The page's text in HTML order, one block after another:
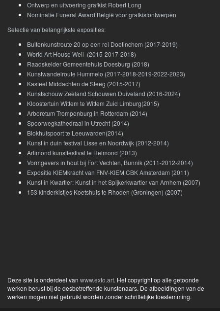
Ontwerp en uitvoering grafkist Robert Long
Nominatie Funeral Award België voor grafkistontwerpen
Selectie van belangrijkste exposities:
Buitenkunstroute 20 op een rei Doetinchem (2017-2019)
World Art House Well (2015-2017-2018)
Raadskelder Gemeentehuis Doesburg (2018)
Kunstwandelroute Hummelo (2017-2018-2019-2022-2023)
Kasteel Middachten de Steeg (2015-2017)
Kunstschouw Zeeland Schouwen Duiveland (2016-2024)
Kloostertuin Wittem te Wittem Zuid Limburg(2015)
Arboretum Trompenburg in Rotterdam (2014)
Spoorwegkathedraal in Utrecht (2014)
Blokhuispoort te Leeuwarden(2014)
Kunst in duin festival Lisse en Noordwijk (2012-2014)
Artimond kunstfestival te Helmond (2013)
Vormgevers in hout bij Fort Vechten, Bunnik (2011-2012-2014)
Expositie KIEMkracht van FNV-KIEM CBK Amsterdam (2011)
Kunst in Kwartier: Kunst in het Spijkerkwartier van Arnhem (2007)
153 kinderkistjes Koetshuis te Rhoden (Groningen) (2007)
Deze site is onderdeel van www.exto.art. Het copyright op alle getoonde
werken berust bij de desbetreffende kunstenaars. De afbeeldingen van de
werken mogen niet gebruikt worden zonder schriftelijke toestemming.